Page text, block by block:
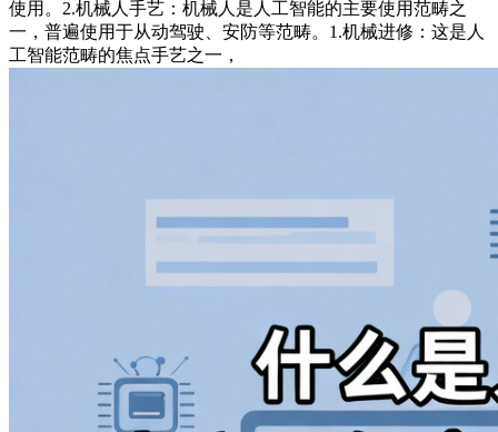
使用。2.机械人手艺：机械人是人工智能的主要使用范畴之
一，普遍使用于从动驾驶、安防等范畴。1.机械进修：这是人
工智能范畴的焦点手艺之一，